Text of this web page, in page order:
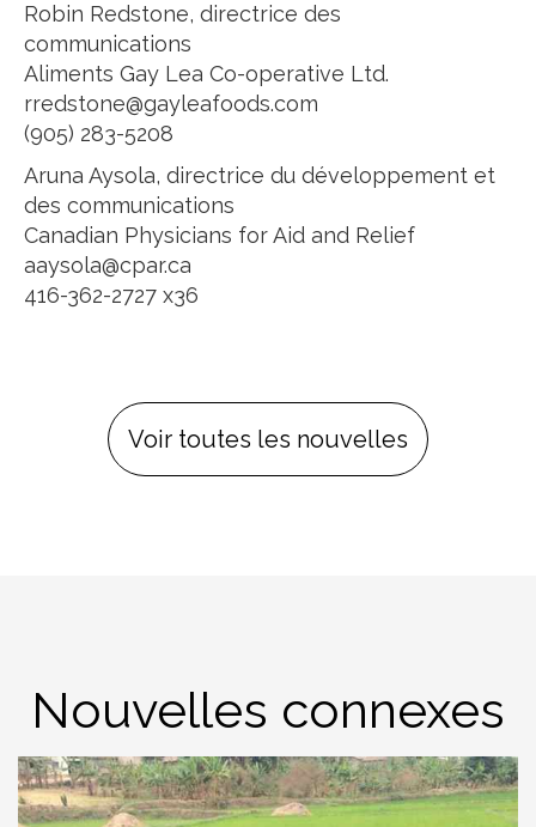
Robin Redstone, directrice des
communications
Aliments Gay Lea Co-operative Ltd.
rredstone@gayleafoods.com
(905) 283-5208
Aruna Aysola, directrice du développement et
des communications
Canadian Physicians for Aid and Relief
aaysola@cpar.ca
416-362-2727 x36
Voir toutes les nouvelles
Nouvelles connexes